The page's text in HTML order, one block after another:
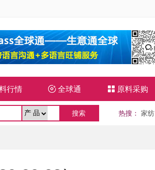
行情  全球通  原料采购
热搜 ： 家纺